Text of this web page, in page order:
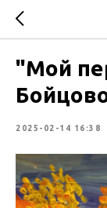
"Мой
2025-02-14 16:38